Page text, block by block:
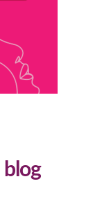
blog